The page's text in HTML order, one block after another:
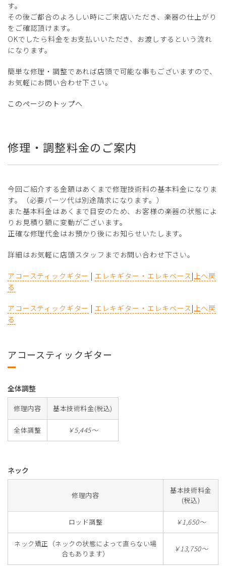
す。
その後ご都合のよろしい時にご来店いただき、楽器の仕上がり
をご確認頂けます。
OKでしたら料金をお支払いいただき、お渡しするという流れ
になります。
簡単な修理・調整であれば店頭で可能な事もございますので、
お気軽にお問い合わせ下さい。
このページのトップへ
修理・調整料金のご案内
今回ご紹介する金額はあくまで修理技術料の基本料金になりま
す。（必要パーツ代は別途請求になります。）
また基本料金はあくまで目安のため、お客様の楽器の状態によ
りお見積り額に変動がございます。
正確な修理代金はお預かり後にお知らせいたします。
詳細はお気軽に店頭スタッフまでお問い合わせ下さい。
アコースティックギター | エレキギター・エレキベース | 上へ戻
る
アコースティックギター | エレキギター・エレキベース | 上へ戻
る
アコースティックギター
全体調整
修理内容 基本技術料金(税込)
全体調整 ￥5,445～
ネック
修理内容
基本技術料金
(税込)
ロッド調整 ￥1,650～
ネック矯正（ネックの状態によって直らない場
合もあります）
￥13,750～